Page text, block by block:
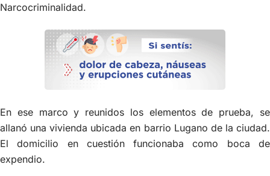
Narcocriminalidad.
En ese marco y reunidos los elementos de prueba, se
allanó una vivienda ubicada en barrio Lugano de la ciudad.
El domicilio en cuestión funcionaba como boca de
expendio.